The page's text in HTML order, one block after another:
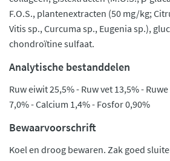
F.O.S., plantenextracten (50 mg/kg;
Vitis sp., Curcuma sp., Eugenia sp.),
chondroïtine sulfaat.
Analytische bestanddelen
Ruw eiwit 25,5% - Ruw vet 13,5% -
7,0% - Calcium 1,4% - Fosfor 0,90%
Bewaarvoorschrift
Koel en droog bewaren. Zak goed